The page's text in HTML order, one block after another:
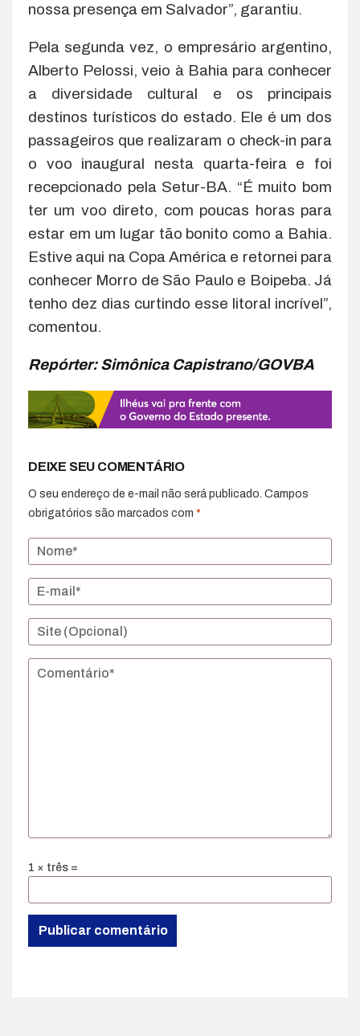
nossa presença em Salvador”, garantiu.
Pela segunda vez, o empresário argentino,
Alberto Pelossi, veio à Bahia para conhecer
a diversidade cultural e os principais
destinos turísticos do estado. Ele é um dos
passageiros que realizaram o check-in para
o voo inaugural nesta quarta-feira e foi
recepcionado pela Setur-BA. “É muito bom
ter um voo direto, com poucas horas para
estar em um lugar tão bonito como a Bahia.
Estive aqui na Copa América e retornei para
conhecer Morro de São Paulo e Boipeba. Já
tenho dez dias curtindo esse litoral incrível”,
comentou.
Repórter: Simônica Capistrano/GOVBA
DEIXE SEU COMENTÁRIO
O seu endereço de e-mail não será publicado. Campos
obrigatórios são marcados com *
1 × três =